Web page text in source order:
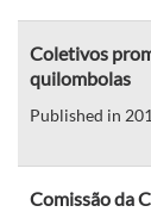
Coletivos
quilombolas
Published in
Comissão da